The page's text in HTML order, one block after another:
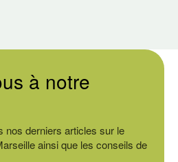
à notre
nos derniers articles sur le
ainsi que les conseils de